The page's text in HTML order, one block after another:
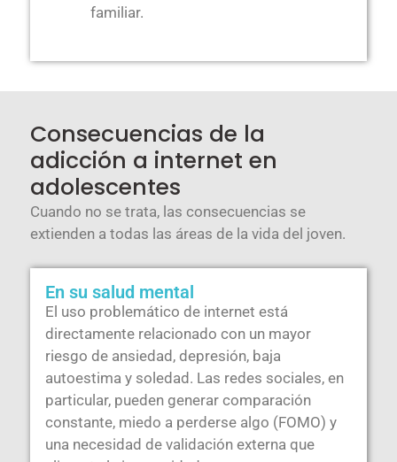
familiar.
Consecuencias de la
adicción a internet en
adolescentes
Cuando no se trata, las consecuencias se
extienden a todas las áreas de la vida del joven.
En su salud mental
El uso problemático de internet está
directamente relacionado con un mayor
riesgo de ansiedad, depresión, baja
autoestima y soledad. Las redes sociales, en
particular, pueden generar comparación
constante, miedo a perderse algo (FOMO) y
una necesidad de validación externa que